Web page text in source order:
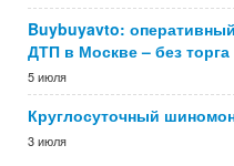
Buybuyavto:
ДТП в Москве – без торга
5 июля
Круглосуточный
3 июля